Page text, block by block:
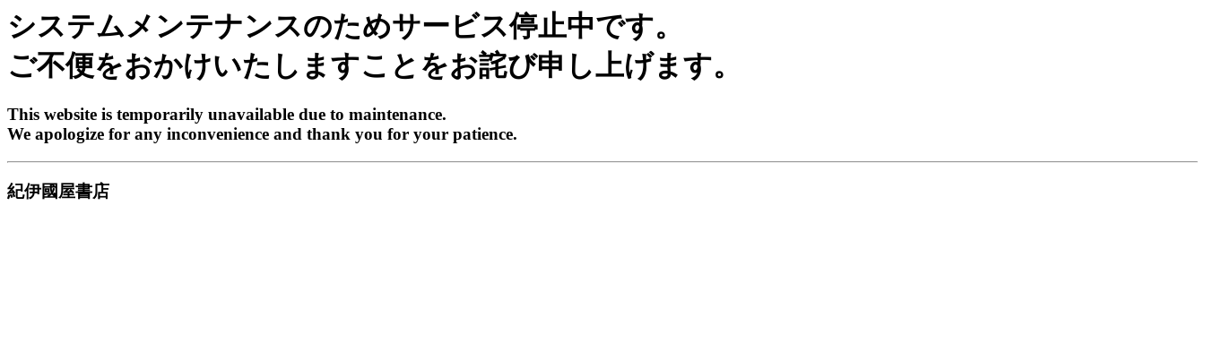
システムメンテナンスのためサービス停止中です。
ご不便をおかけいたしますことをお詫び申し上げます。
This website is temporarily unavailable due to maintenance.
We apologize for any inconvenience and thank you for your patience.
紀伊國屋書店